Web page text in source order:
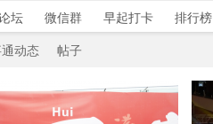
坛 微信群 早起打卡 排行榜
动态 帖子